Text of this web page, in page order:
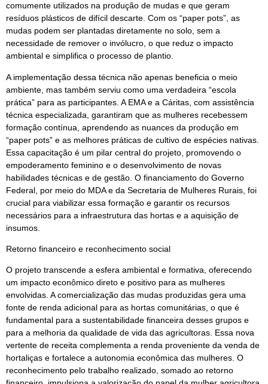
comumente utilizados na produção de mudas e que geram
resíduos plásticos de difícil descarte. Com os “paper pots”, as
mudas podem ser plantadas diretamente no solo, sem a
necessidade de remover o invólucro, o que reduz o impacto
ambiental e simplifica o processo de plantio.
A implementação dessa técnica não apenas beneficia o meio
ambiente, mas também serviu como uma verdadeira “escola
prática” para as participantes. A EMA e a Cáritas, com assistência
técnica especializada, garantiram que as mulheres recebessem
formação contínua, aprendendo as nuances da produção em
“paper pots” e as melhores práticas de cultivo de espécies nativas.
Essa capacitação é um pilar central do projeto, promovendo o
empoderamento feminino e o desenvolvimento de novas
habilidades técnicas e de gestão. O financiamento do Governo
Federal, por meio do MDA e da Secretaria de Mulheres Rurais, foi
crucial para viabilizar essa formação e garantir os recursos
necessários para a infraestrutura das hortas e a aquisição de
insumos.
Retorno financeiro e reconhecimento social
O projeto transcende a esfera ambiental e formativa, oferecendo
um impacto econômico direto e positivo para as mulheres
envolvidas. A comercialização das mudas produzidas gera uma
fonte de renda adicional para as hortas comunitárias, o que é
fundamental para a sustentabilidade financeira desses grupos e
para a melhoria da qualidade de vida das agricultoras. Essa nova
vertente de receita complementa a renda proveniente da venda de
hortaliças e fortalece a autonomia econômica das mulheres. O
reconhecimento pelo trabalho realizado, somado ao retorno